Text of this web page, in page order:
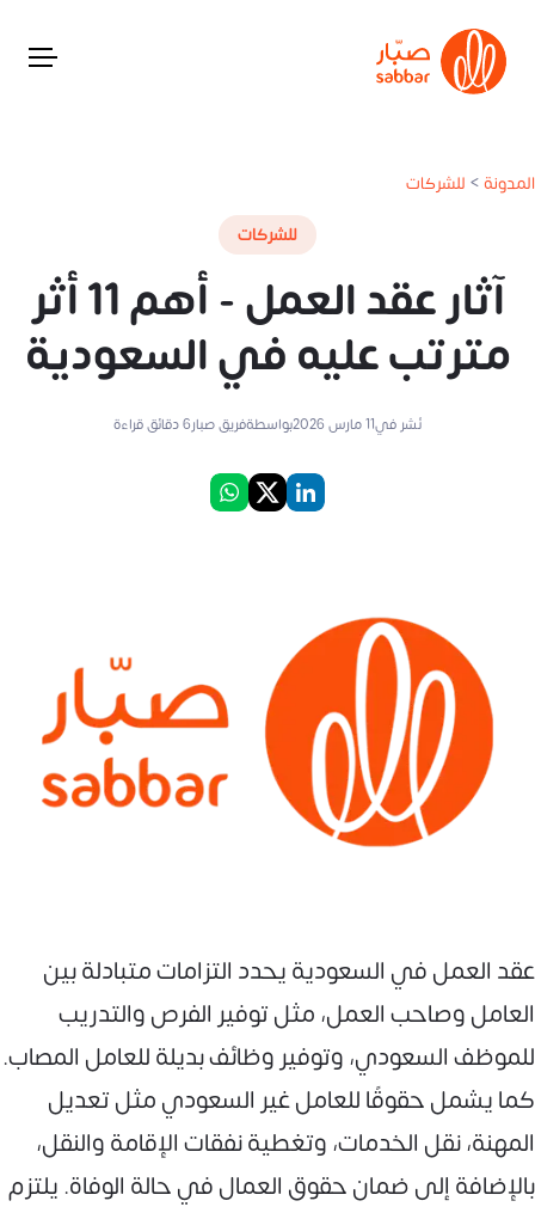
المدونة> للشركات
للشركات
آثار عقد العمل - أهم 11 أثر
مترتب عليه في السعودية
نُشر في11 مارس 2026 بواسطةفريق صبار6دقائق قراءة
عقد العمل في السعودية يحدد التزامات متبادلة بين
العامل وصاحب العمل، مثل توفير الفرص والتدريب
للموظف السعودي، وتوفير وظائف بديلة للعامل المصاب.
كما يشمل حقوقًا للعامل غير السعودي مثل تعديل
المهنة، نقل الخدمات، وتغطية نفقات الإقامة والنقل،
بالإضافة إلى ضمان حقوق العمال في حالة الوفاة. يلتزم